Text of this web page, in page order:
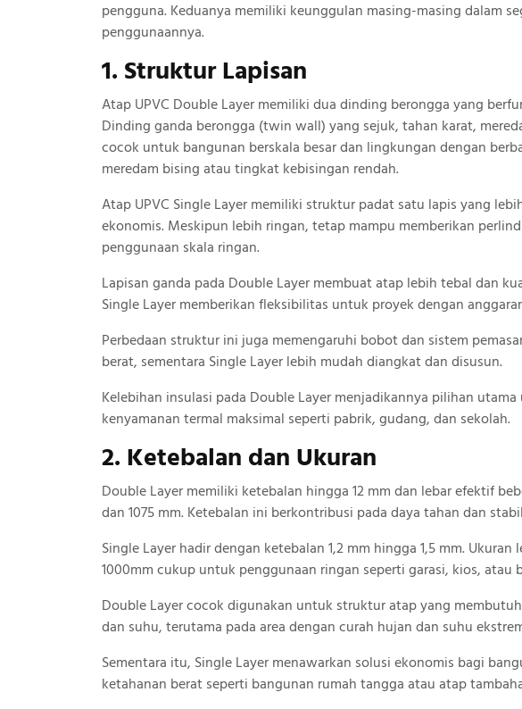
pengguna. Keduanya memiliki keunggulan masing-masing dalam
penggunaannya.
1. Struktur Lapisan
Atap UPVC Double Layer memiliki dua dinding berongga yang
Dinding ganda berongga (twin wall) yang sejuk, tahan karat,
cocok untuk bangunan berskala besar dan lingkungan dengan
meredam bising atau tingkat kebisingan rendah.
Atap UPVC Single Layer memiliki struktur padat satu lapis yang
ekonomis. Meskipun lebih ringan, tetap mampu memberikan
penggunaan skala ringan.
Lapisan ganda pada Double Layer membuat atap lebih tebal dan
Single Layer memberikan fleksibilitas untuk proyek dengan
Perbedaan struktur ini juga memengaruhi bobot dan sistem
berat, sementara Single Layer lebih mudah diangkat dan disusun.
Kelebihan insulasi pada Double Layer menjadikannya pilihan
kenyamanan termal maksimal seperti pabrik, gudang, dan sekolah.
2. Ketebalan dan Ukuran
Double Layer memiliki ketebalan hingga 12 mm dan lebar efektif
dan 1075 mm. Ketebalan ini berkontribusi pada daya tahan dan
Single Layer hadir dengan ketebalan 1,2 mm hingga 1,5 mm.
1000mm cukup untuk penggunaan ringan seperti garasi, kios, atau
Double Layer cocok digunakan untuk struktur atap yang
dan suhu, terutama pada area dengan curah hujan dan suhu
Sementara itu, Single Layer menawarkan solusi ekonomis bagi
ketahanan berat seperti bangunan rumah tangga atau atap